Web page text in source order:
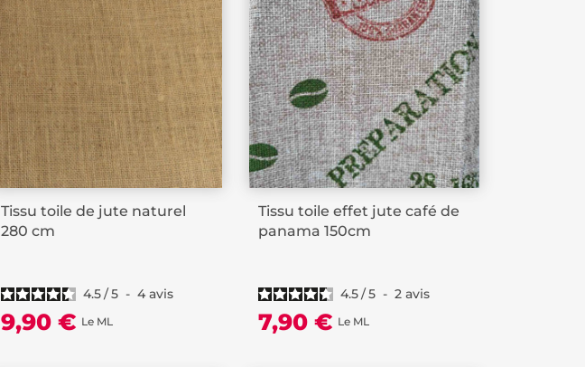
Tissu toile de jute naturel
280 cm
4.5/5 - 4 avis
9,90 € Le ML
Tissu toile effet jute café de
panama 150cm
4.5/5 - 2 avis
7,90 € Le ML